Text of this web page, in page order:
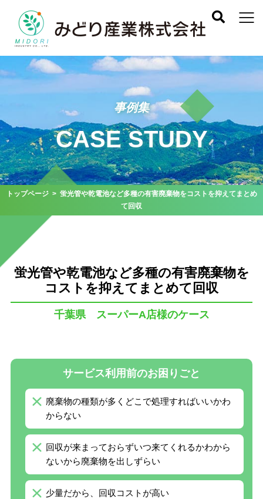
事例集
CASE STUDY
トップページ> 蛍光管や乾電池など多種の有害廃棄物をコストを抑えてまとめ
て回収
蛍光管や乾電池など多種の有害廃棄物を
コストを抑えてまとめて回収
千葉県 スーパーA店様のケース
サービス利用前のお困りごと
廃棄物の種類が多くどこで処理すればいいかわ
からない
回収が来まっておらずいつ来てくれるかわから
ないから廃棄物を出しずらい
少量だから、回収コストが高い